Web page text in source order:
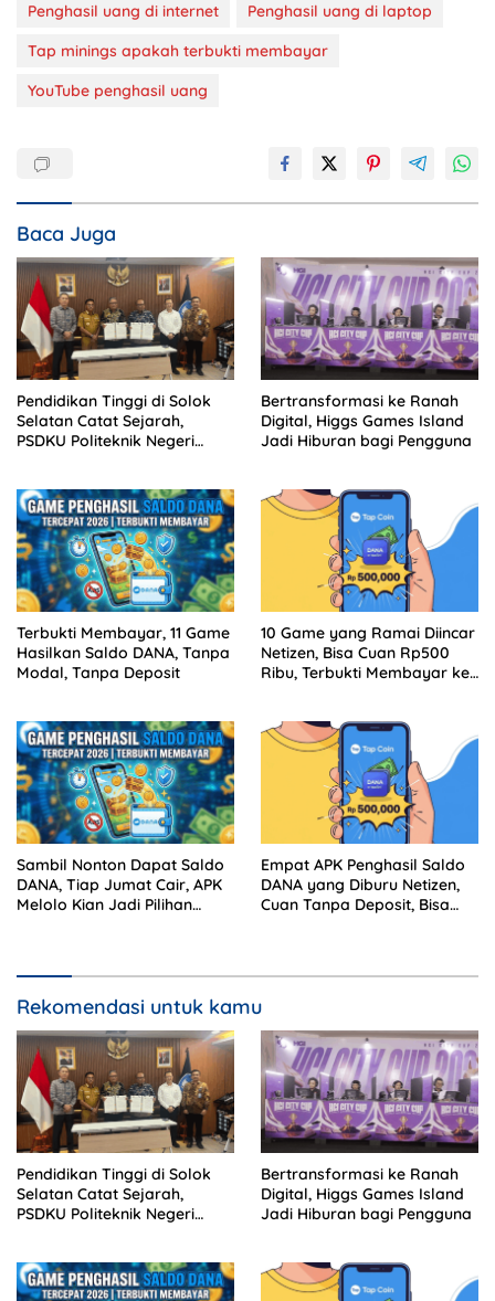
Penghasil uang di internet
Penghasil uang di laptop
Tap minings apakah terbukti membayar
YouTube penghasil uang
Baca Juga
Pendidikan Tinggi di Solok
Selatan Catat Sejarah,
PSDKU Politeknik Negeri
Bertransformasi ke Ranah
Digital, Higgs Games Island
Jadi Hiburan bagi Pengguna
Terbukti Membayar, 11 Game
Hasilkan Saldo DANA, Tanpa
Modal, Tanpa Deposit
10 Game yang Ramai Diincar
Netizen, Bisa Cuan Rp500
Ribu, Terbukti Membayar ke
Sambil Nonton Dapat Saldo
DANA, Tiap Jumat Cair, APK
Melolo Kian Jadi Pilihan
Empat APK Penghasil Saldo
DANA yang Diburu Netizen,
Cuan Tanpa Deposit, Bisa
Rekomendasi untuk kamu
Pendidikan Tinggi di Solok
Selatan Catat Sejarah,
PSDKU Politeknik Negeri
Bertransformasi ke Ranah
Digital, Higgs Games Island
Jadi Hiburan bagi Pengguna